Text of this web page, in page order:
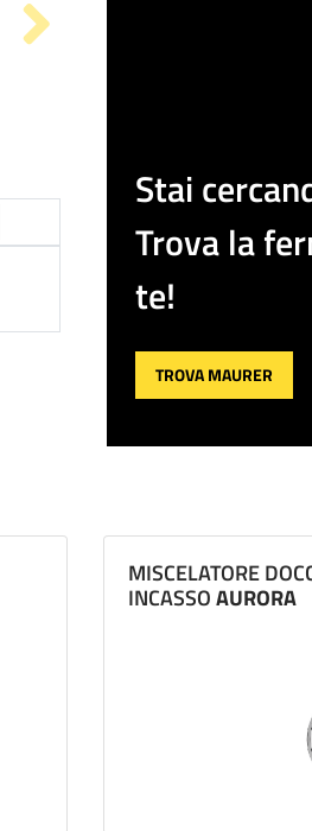
Stai
Trova la
te!
TROVA MAURER
MISCELATORE
INCASSOAURORA